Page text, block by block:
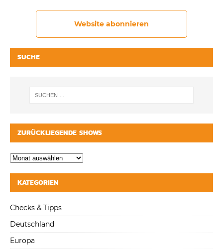
Website abonnieren
SUCHE
ZURÜCKLIEGENDE SHOWS
KATEGORIEN
Checks & Tipps
Deutschland
Europa